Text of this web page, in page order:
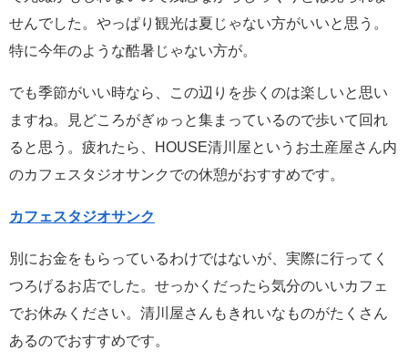
せんでした。やっぱり観光は夏じゃない方がいいと思う。
特に今年のような酷暑じゃない方が。
でも季節がいい時なら、この辺りを歩くのは楽しいと思い
ますね。見どころがぎゅっと集まっているので歩いて回れ
ると思う。疲れたら、HOUSE清川屋というお土産屋さん内
のカフェスタジオサンクでの休憩がおすすめです。
カフェスタジオサンク
別にお金をもらっているわけではないが、実際に行ってく
つろげるお店でした。せっかくだったら気分のいいカフェ
でお休みください。清川屋さんもきれいなものがたくさん
あるのでおすすめです。